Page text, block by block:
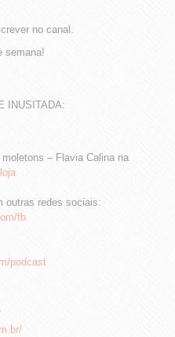
no canal.
semana!
INUSITADA:
– Flavia Calina na
outras redes sociais:
fb
podcast